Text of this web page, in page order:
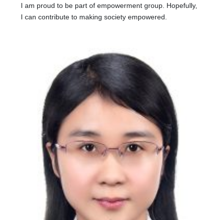
I am proud to be part of empowerment group. Hopefully,
I can contribute to making society empowered.